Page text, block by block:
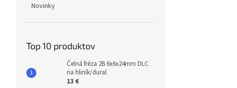
Novinky
Top 10 produktov
Čelná fréza 2B 6x6x24mm DLC
na hliník/dural
13 €